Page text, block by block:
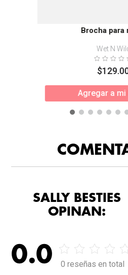
Brocha para
Wet N
$129.
Agregar a mi
SALLY BESTIES
OPINAN:
0.0 0 reseñas en total